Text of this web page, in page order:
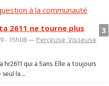
à la communauté
3
2611 ne tourne plus
- 15h08 — Perçeuse, Visseuse
qui a 5ans. Elle a toujours
la ...